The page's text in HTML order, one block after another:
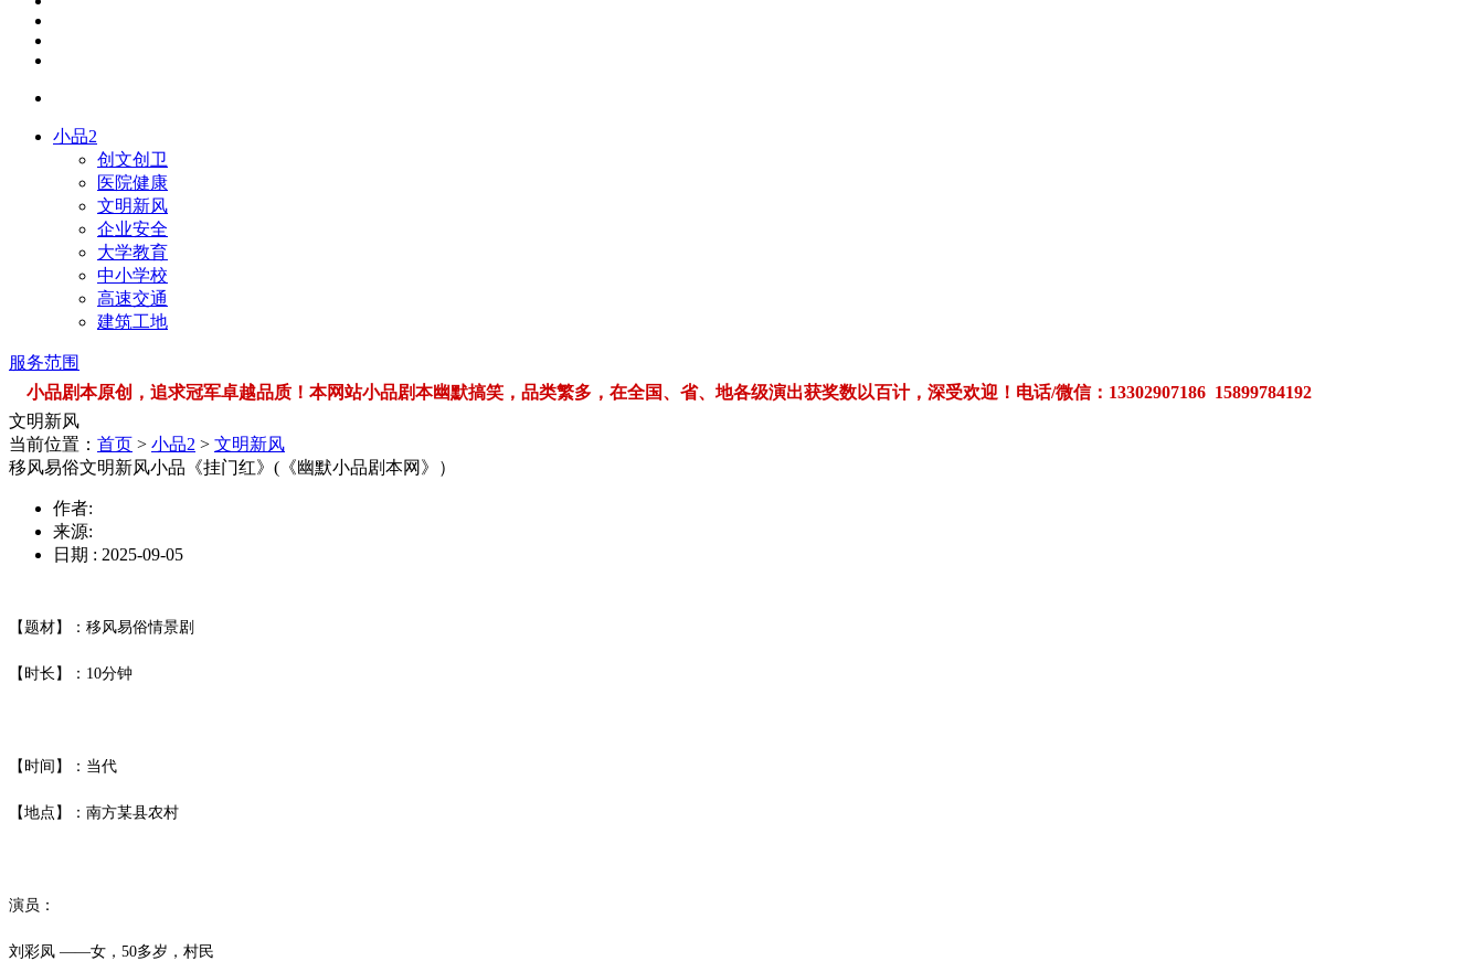
小品2
创文创卫
医院健康
文明新风
企业安全
大学教育
中小学校
高速交通
建筑工地
服务范围
小品剧本原创，追求冠军卓越品质！本网站小品剧本幽默搞笑，品类繁多，在全国、省、地各级演出获奖数以百计，深受欢迎！电话/微信：13302907186 15899784192
文明新风
当前位置： 首页 > 小品2 > 文明新风
移风易俗文明新风小品《挂门红》(《幽默小品剧本网》）
作者:
来源:
日期 : 2025-09-05
【题材】：移风易俗情景剧
【时长】：10分钟
【时间】：当代
【地点】：南方某县农村
演员：
刘彩凤 ——女，50多岁，村民